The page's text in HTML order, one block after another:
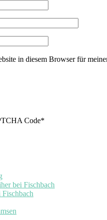
in diesem Browser für
Code*
bei Fischbach
Fischbach